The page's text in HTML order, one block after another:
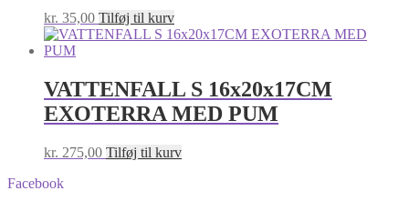
kr. 35,00 Tilføj til kurv
VATTENFALL S 16x20x17CM
EXOTERRA MED PUM
kr. 275,00 Tilføj til kurv
Facebook